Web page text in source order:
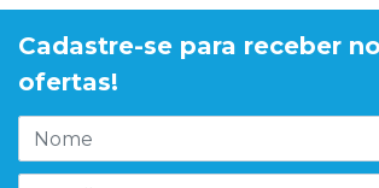
Cadastre-se para receber
ofertas!